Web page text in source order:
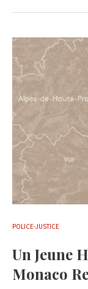
POLICE-JUSTICE
Un Jeune
Monaco